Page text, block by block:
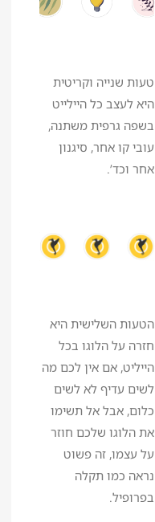
טעות שנייה וקריטית
היא לעצב כל היילייט
בשפה גרפית משתנה,
עובי קו אחר, סיגנון
אחר וכד’.
הטעות השלישית היא
חזרה על הלוגו בכל
הייליט, אם אין לכם מה
לשים עדיף לא לשים
כלום, אבל אל תשימו
את הלוגו שלכם חוזר
על עצמו, זה פשוט
נראה כמו תקלה
בפרופיל.